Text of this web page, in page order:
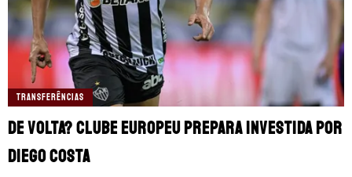
TRANSFERÊNCIAS
De volta? Clube europeu prepara investida por
Diego Costa